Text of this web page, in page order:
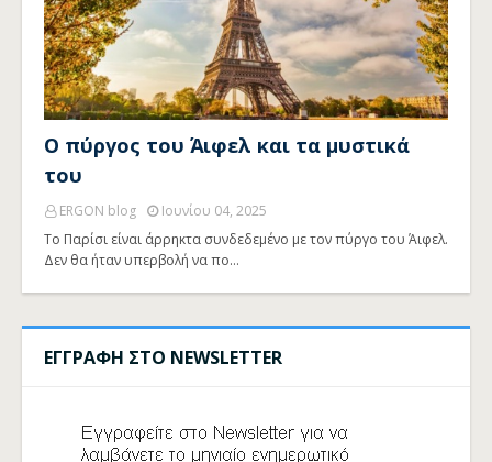
Ο πύργος του Άιφελ και τα μυστικά
του
ERGON blog
Ιουνίου 04, 2025
Το Παρίσι είναι άρρηκτα συνδεδεμένο με τον πύργο του Άιφελ.
Δεν θα ήταν υπερβολή να πο…
ΕΓΓΡΑΦΗ ΣΤΟ NEWSLETTER